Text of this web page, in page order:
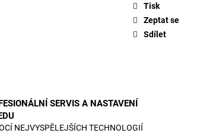
Tisk
Zeptat se
Sdílet
SERVIS A NASTAVENÍ
NEJVYSPĚLEJŠÍCH TECHNOLOGIÍ